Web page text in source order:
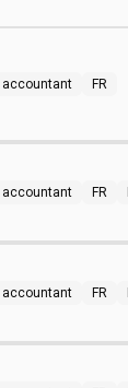
accountant FR
accountant FR
accountant FR